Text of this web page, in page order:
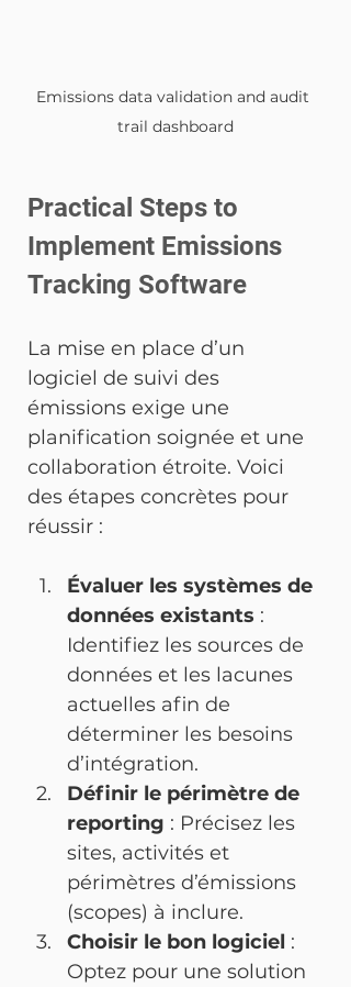
Emissions data validation and audit
trail dashboard
Practical Steps to
Implement Emissions
Tracking Software
La mise en place d’un
logiciel de suivi des
émissions exige une
planification soignée et une
collaboration étroite. Voici
des étapes concrètes pour
réussir :
Évaluer les systèmes de
données existants :
Identifiez les sources de
données et les lacunes
actuelles afin de
déterminer les besoins
d’intégration.
Définir le périmètre de
reporting : Précisez les
sites, activités et
périmètres d’émissions
(scopes) à inclure.
Choisir le bon logiciel :
Optez pour une solution